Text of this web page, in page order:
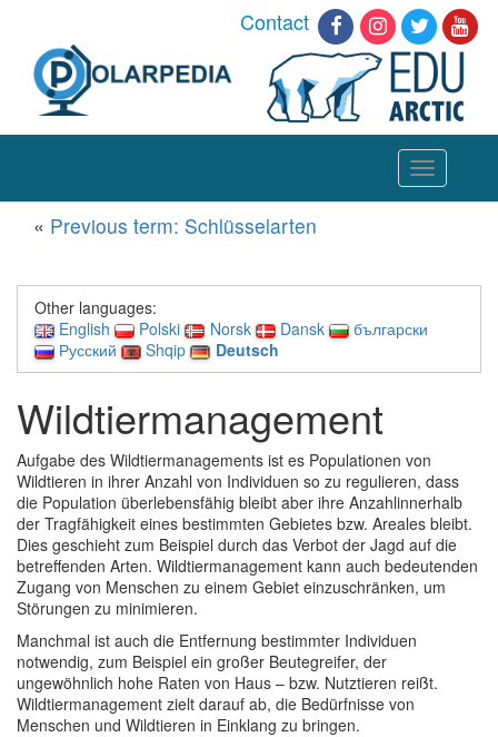
Contact
Toggle
navigation
« Previous term: Schlüsselarten
Other languages:
English
Polski Norsk Dansk
български
Русский
Shqip Deutsch
Wildtiermanagement
Aufgabe des Wildtiermanagements ist es Populationen von
Wildtieren in ihrer Anzahl von Individuen so zu regulieren, dass
die Population überlebensfähig bleibt aber ihre Anzahlinnerhalb
der Tragfähigkeit eines bestimmten Gebietes bzw. Areales bleibt.
Dies geschieht zum Beispiel durch das Verbot der Jagd auf die
betreffenden Arten. Wildtiermanagement kann auch bedeutenden
Zugang von Menschen zu einem Gebiet einzuschränken, um
Störungen zu minimieren.
Manchmal ist auch die Entfernung bestimmter Individuen
notwendig, zum Beispiel ein großer Beutegreifer, der
ungewöhnlich hohe Raten von Haus – bzw. Nutztieren reißt.
Wildtiermanagement zielt darauf ab, die Bedürfnisse von
Menschen und Wildtieren in Einklang zu bringen.